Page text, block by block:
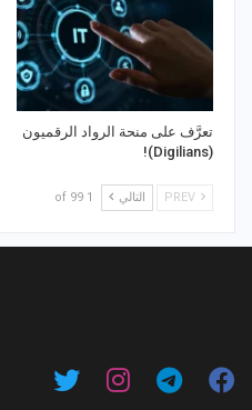
تعرَّف على منحة الرواد الرقميون
(Digilians)!
التالي 1 of 99